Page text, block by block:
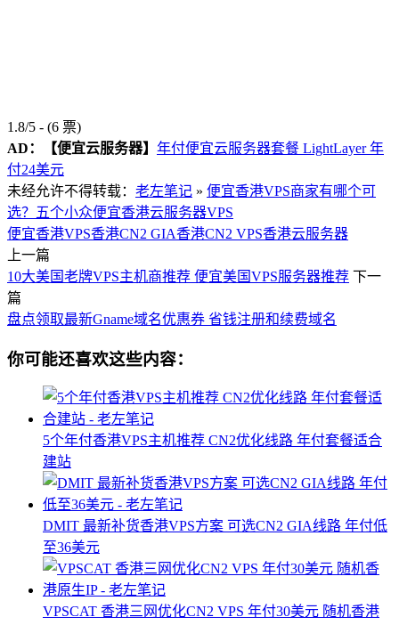
1.8/5 - (6 票)
AD：
【便宜云服务器】 年付便宜云服务器套餐 LightLayer 年
付24美元
未经允许不得转载： 老左笔记 » 便宜香港VPS商家有哪个可
选？五个小众便宜香港云服务器VPS
便宜香港VPS香港CN2 GIA香港CN2 VPS香港云服务器
上一篇
10大美国老牌VPS主机商推荐 便宜美国VPS服务器推荐 下一
篇
盘点领取最新Gname域名优惠券 省钱注册和续费域名
你可能还喜欢这些内容：
5个年付香港VPS主机推荐 CN2优化线路 年付套餐适合
建站
DMIT 最新补货香港VPS方案 可选CN2 GIA线路 年付低
至36美元
VPSCAT 香港三网优化CN2 VPS 年付30美元 随机香港